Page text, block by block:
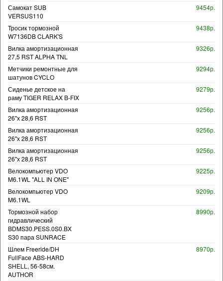
Самокат SUB
VERSUS110
9454р.
Тросик тормозной
W7136DB CLARK'S
9438р.
Вилка амортизационная
27,5 RST ALPHA TNL
9326р.
Метчики ремонтные для
шатунов CYCLO
9294р.
Сиденье детское на
раму TIGER RELAX B-FIX
9279р.
Вилка амортизационная
26"х 28,6 RST
9256р.
Вилка амортизационная
26"х 28,6 RST
9256р.
Вилка амортизационная
26"х 28,6 RST
9256р.
Велокомпьютер VDO
M6.1WL "ALL IN ONE"
9225р.
Велокомпьютер VDO
M6.1WL
9209р.
Тормозной набор
гидравлический
BDMS30.PESS.0S0.BX
S30 пара SUNRACE
8990р.
Шлем Freeride/DH
FullFace ABS-HARD
SHELL, 56-58см.
AUTHOR
8970р.